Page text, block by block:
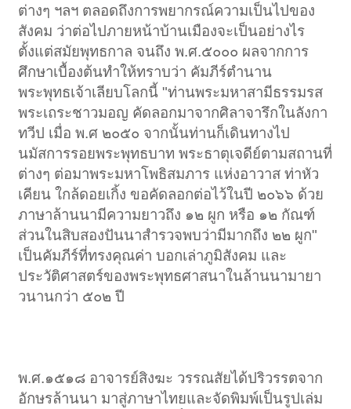
ต่างๆ ฯลฯ ตลอดถึงการพยากรณ์ความเป็นไปของ
สังคม ว่าต่อไปภายหน้าบ้านเมืองจะเป็นอย่างไร
ตั้งแต่สมัยพุทธกาล จนถึง พ.ศ.๕๐๐๐ ผลจากการ
ศึกษาเบื้องต้นทำให้ทราบว่า คัมภีร์ตำนาน
พระพุทธเจ้าเลียบโลกนี้ "ท่านพระมหาสามีธรรมรส
พระเถระชาวมอญ คัดลอกมาจากศิลาจารึกในลังกา
ทวีป เมื่อ พ.ศ ๒๐๕๐ จากนั้นท่านก็เดินทางไป
นมัสการรอยพระพุทธบาท พระธาตุเจดีย์ตามสถานที่
ต่างๆ ต่อมาพระมหาโพธิสมภาร แห่งอาวาส ท่าหัว
เคียน ใกล้ดอยเกิ้ง ขอคัดลอกต่อไว้ในปี ๒๐๖๖ ด้วย
ภาษาล้านนามีความยาวถึง ๑๒ ผูก หรือ ๑๒ กัณฑ์
ส่วนในสิบสองปันนาสำรวจพบว่ามีมากถึง ๒๒ ผูก"
เป็นคัมภีร์ที่ทรงคุณค่า บอกเล่าภูมิสังคม และ
ประวัติศาสตร์ของพระพุทธศาสนาในล้านนามายา
วนานกว่า ๕๐๒ ปี​
พ.ศ.๑๕๑๘ อาจารย์สิงฆะ วรรณสัยได้ปริวรรตจาก
อักษรล้านนา มาสู่ภาษาไทยและจัดพิมพ์เป็นรูปเล่ม